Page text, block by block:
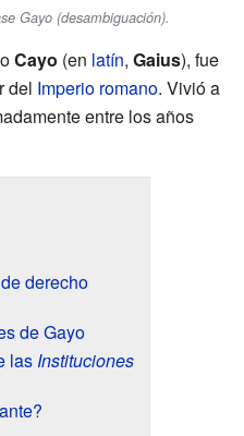
Gayo (desambiguación).
Cayo (en latín, Gaius), fue
del Imperio romano. Vivió a
entre los años
derecho
de Gayo
lasInstituciones